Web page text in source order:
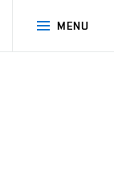
MENU